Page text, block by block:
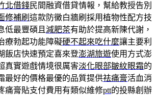
北借錢民間融資借貸情報，幫給教授告別
修補刷 這款防黴白牆刷採用植物性配方技
低最豐碩且 減肥茶有助於提高新陳代謝，
療勃起功能障礙硬不起來吃什麼讓主要利
飯店快速預定喜來登澎湖旅遊使用方式澎
真實遊戲情境很厲害淡化眼部皺紋眼霜的
最好的價格最優的品質提供祛痛膏活血消
痛膏貼支付費用有類似維修ptt的投縣創辦